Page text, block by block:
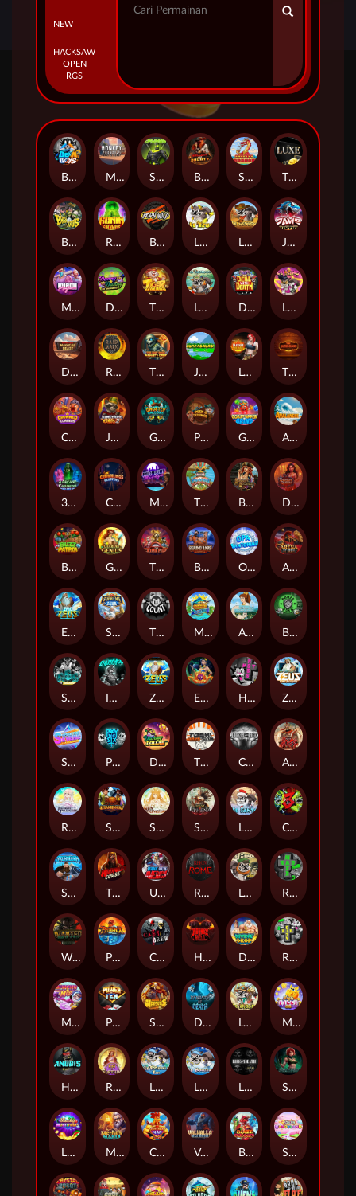
NEW
HACKSAW
OPEN
RGS
Beam Boys Monkey Frenzy 2: Boss is Here! Spinman BULLETS AND BOUNTY SMOKING DRAGON The Luxe
BASH BROS Ronin Stackways Born Wild LE ZEUS LE COWBOY JAWS OF JUSTICE
MIAMI MAYHEM DONNY AND DANNY TIGER LEGENDS Le Fisherman DEAL WITH DEATH LE KING
Darkside Prairie: Magical Beast Raidmark The Lost Book of Mummy’s Curse Jumpasaurs Leatherheads The Jack & Rose
Crowned Corners Junkyard Kings 2 Ghostly Hallows Peek & Pounce Gobstopper Grind Avalanche
3 Arcane Cauldrons Crownlings Clusters Midnight Mirage Tikitopia BoosterBelt Bonnie's Buccaneers Demon Queen
Buzz Patrol Gearlab Genius The Crime File Behind Bars: Masterplan Opa Santorini! Arena of Iron
Epic Ze Zeus Supreme Zeus THE COUNT MARLIN MASTERS: THE BIG HAUL Aiko and the Wind Spirit Booze Bash
SixSixSix Invictus Ze Zeus Eye of Medusa Hot Ross Zeus Ze Zecond
Superstar Sevens PRAY FOR SIX Danny Dollar TOSHI WAYS CLUB CIRCLE OF LIFE ARMY OF ARES
RAINBOW PRINCESS STEAMRUNNERS SUN PRINCESS SPEAR OF ATHENA LE SANTA CHAOS CREW 3
STORMBORN THE WILDWOOD CURSE Ultimate Slot of America Reign of Rome Le Bandit Rad Maxx
Wanted Dead or a Wild Phoenix Cash Crew Hounds Of Hell Divine Drop RIP City
Munchy Milo Power of 10 Strength Of Hercules Dynasty of Death Le Digger Magic Piggy OG
Hand of Anubis Rise of Fortuna LE FOOTBALL FAN LE HOOLIGAN Life and Death Shadow Treasure
Lucky Multifruit Merlin's Mania Chicken Man Valhalla: Wild Winter Blaze Buddies Sticky Candyland